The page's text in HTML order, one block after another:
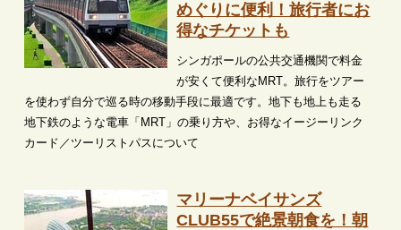
めぐりに便利！旅行者にお
得なチケットも
シンガポールの公共交通機関で料金
が安くて便利なMRT。旅行をツアー
を使わず自分で巡る時の移動手段に最適です。地下も地上も走る
地下鉄のような電車「MRT」の乗り方や、お得なイージーリンク
カード／ツーリストパスについて
マリーナベイサンズ
CLUB55で絶景朝食を！朝